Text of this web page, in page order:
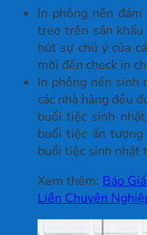
In phông nền
treo trên sân
hút sự chú ý của
mời đến check in
In phông nền sinh
các nhà hàng đều
buổi tiệc sinh
buổi tiệc ấn
buổi tiệc sinh nhật
Xem thêm: Báo
Liền Chuyên